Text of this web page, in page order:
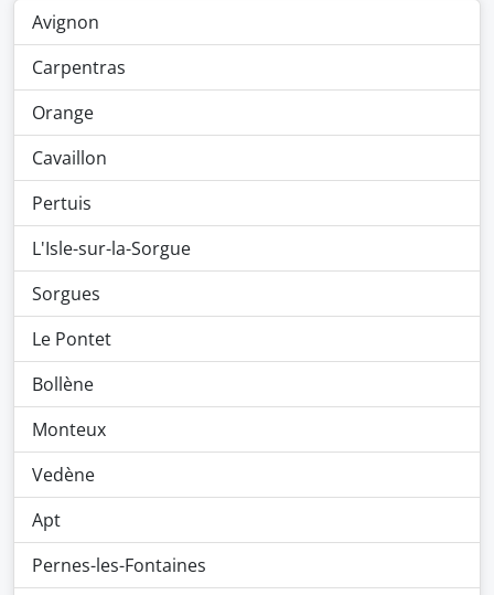
Avignon
Carpentras
Orange
Cavaillon
Pertuis
L'Isle-sur-la-Sorgue
Sorgues
Le Pontet
Bollène
Monteux
Vedène
Apt
Pernes-les-Fontaines